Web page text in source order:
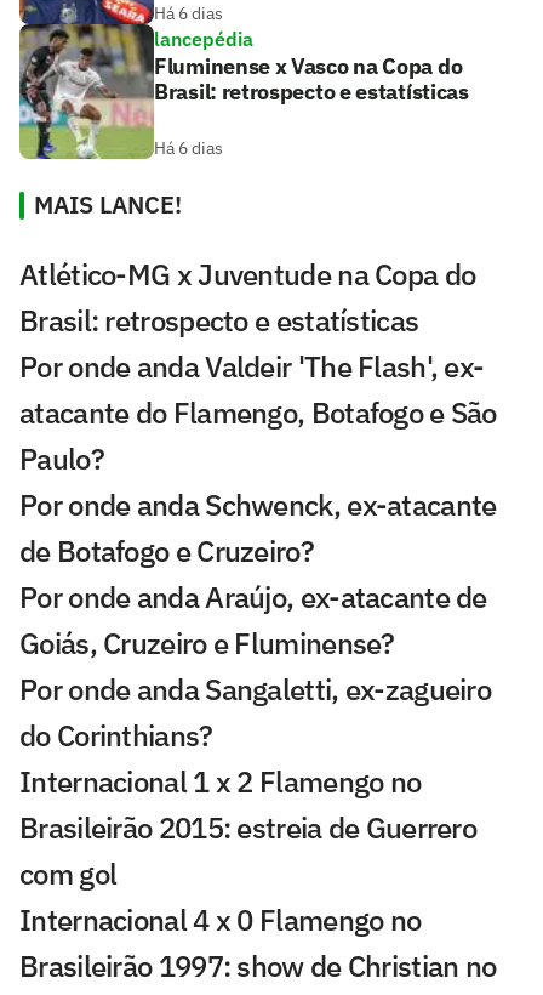
Há 6 dias
lancepédia
Fluminense x Vasco na Copa do
Brasil: retrospecto e estatísticas
Há 6 dias
MAIS LANCE!
Atlético-MG x Juventude na Copa do
Brasil: retrospecto e estatísticas
Por onde anda Valdeir 'The Flash', ex-
atacante do Flamengo, Botafogo e São
Paulo?
Por onde anda Schwenck, ex-atacante
de Botafogo e Cruzeiro?
Por onde anda Araújo, ex-atacante de
Goiás, Cruzeiro e Fluminense?
Por onde anda Sangaletti, ex-zagueiro
do Corinthians?
Internacional 1 x 2 Flamengo no
Brasileirão 2015: estreia de Guerrero
com gol
Internacional 4 x 0 Flamengo no
Brasileirão 1997: show de Christian no